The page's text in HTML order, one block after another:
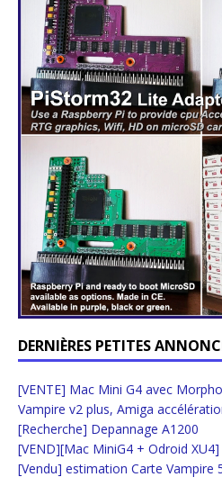
DERNIÈRES PETITES
[VENTE] Mac Mini G4 avec
Vampire v2 plus, Amiga
[Recherche] Depannage A1200
[VEND][Mac MiniG4 + Odroid XU4]
[Vendu] estimation Carte Vampire